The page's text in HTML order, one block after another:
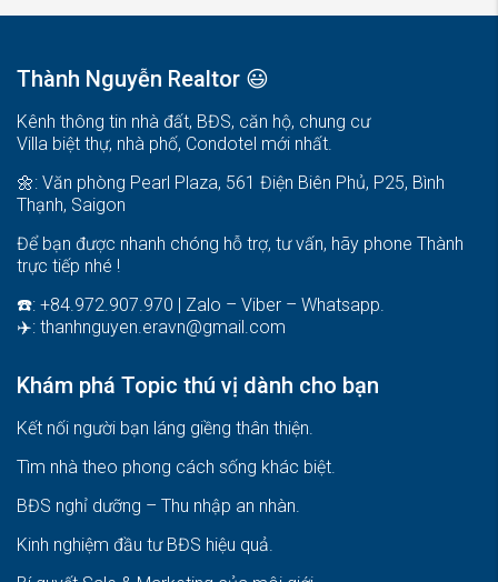
Thành Nguyễn Realtor 😃
Kênh thông tin nhà đất, BĐS, căn hộ, chung cư
Villa biệt thự, nhà phố, Condotel mới nhất.
🌼: Văn phòng Pearl Plaza, 561 Điện Biên Phủ, P25, Bình
Thạnh, Saigon
Để bạn được nhanh chóng hỗ trợ, tư vấn, hãy phone Thành
trực tiếp nhé !
☎️: +84.972.907.970 | Zalo – Viber – Whatsapp.
✈️: thanhnguyen.eravn@gmail.com
Khám phá Topic thú vị dành cho bạn
Kết nối người bạn láng giềng thân thiện.
Tìm nhà theo phong cách sống khác biệt
BĐS nghỉ dưỡng – Thu nhập an nhàn
Kinh nghiệm đầu tư BĐS hiệu quả